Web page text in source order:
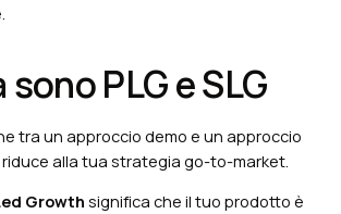
PLG e SLG
tra un approccio demo e un approccio
alla tua strategia go-to-market.
Growth significa che il tuo prodotto è